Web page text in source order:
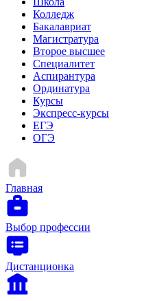
Колледж
Бакалавриат
Магистратура
Второе высшее
Специалитет
Аспирантура
Ординатура
Курсы
Экспресс-курсы
ЕГЭ
ОГЭ
Главная
Выбор профессии
Дистанционка